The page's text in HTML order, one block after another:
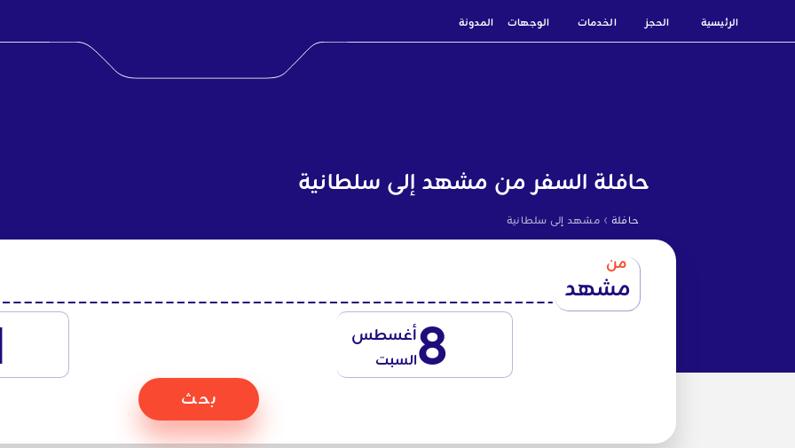
الرئيسية الحجز الخدمات الوجهات المدونة
حافلة السفر من مشهد إلى سلطانية
حافلة › مشهد إلى سلطانية
من
مشهد
8أغسطس
السبت
بحث